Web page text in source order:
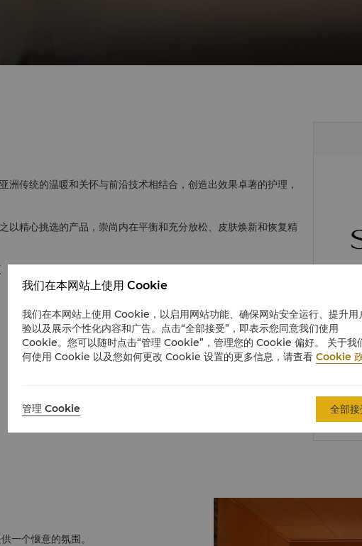
洲传统的温暖和关怀与前沿技术相结合，创造出效果卓著的护理，
以精心挑选的产品，崇尚内在平衡和充分放松、皮肤焕新和恢复精
电话
时间
一个惬意的氛围。
我们在本网站上使用 Cookie
我们在本网站上使用 Cookie，以启用网站功能、确保网站安全运行、提升用
验以及展示个性化内容和广告。点击“全部接受”，即表示您同意我们使用
Cookie。您可以随时点击“管理 Cookie”，管理您的 Cookie 偏好。 关于我
何使用 Cookie 以及您如何更改 Cookie 设置的更多信息，请查看 Cookie
管理 Cookie 全部接